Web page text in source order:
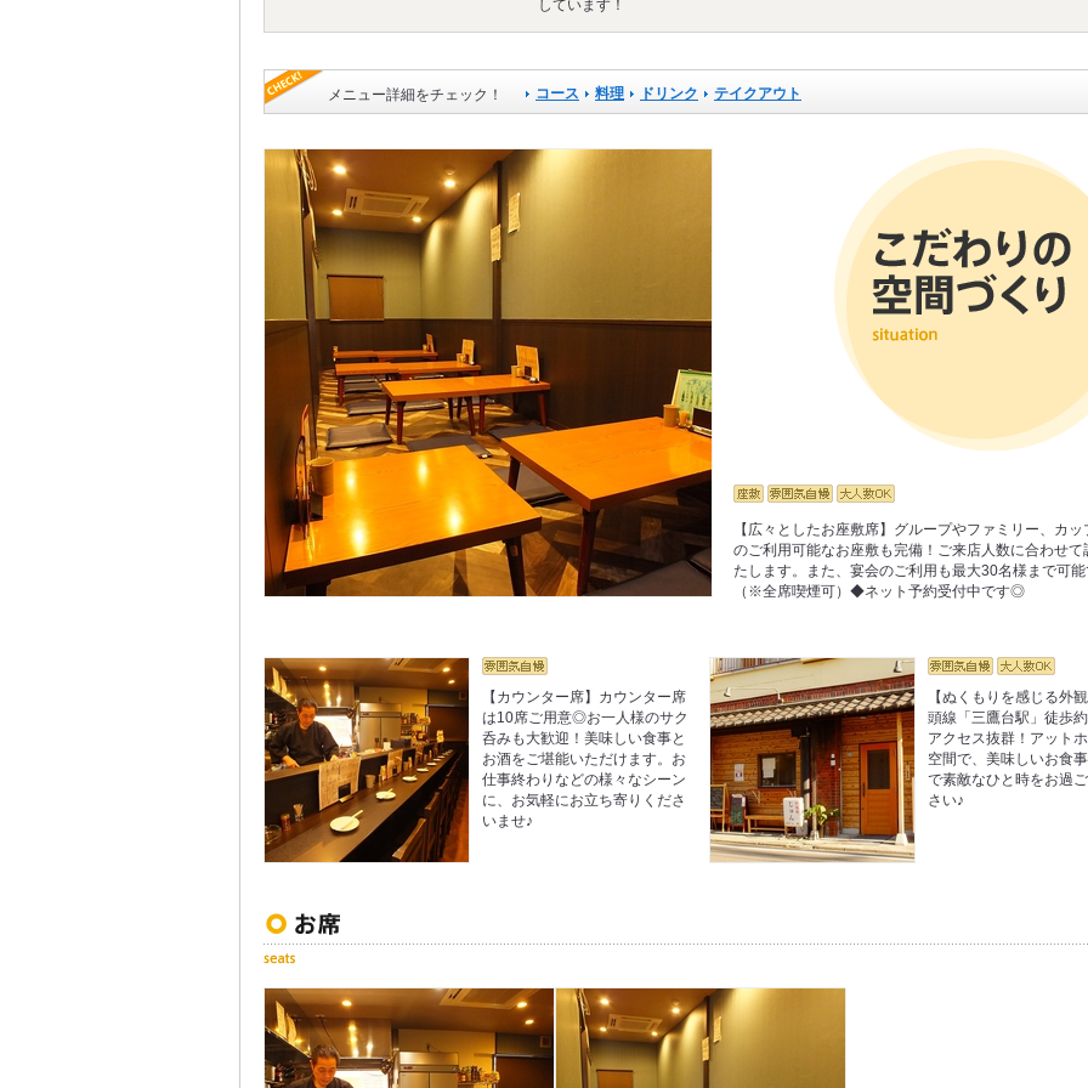
しています！
メニュー詳細をチェック！ コース 料理 ドリンク テイクアウト
【広々としたお座敷席】グループやファミリー、カッ
のご利用可能なお座敷も完備！ご来店人数に合わせて
たします。また、宴会のご利用も最大30名様まで可
（※全席喫煙可）◆ネット予約受付中です◎
【カウンター席】カウンター席
は10席ご用意◎お一人様のサク
呑みも大歓迎！美味しい食事と
お酒をご堪能いただけます。お
仕事終わりなどの様々なシーン
に、お気軽にお立ち寄りくださ
いませ♪
【ぬくもりを感じる外
頭線「三鷹台駅」徒歩
アクセス抜群！アット
空間で、美味しいお食
で素敵なひと時をお過
さい♪